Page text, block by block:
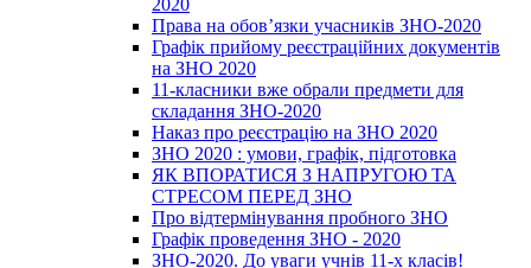
Права на обов’язки учасників ЗНО-2020
Графік прийому реєстраційних документів
на ЗНО 2020
11-класники вже обрали предмети для
складання ЗНО-2020
Наказ про реєстрацію на ЗНО 2020
ЗНО 2020 : умови, графік, підготовка
ЯК ВПОРАТИСЯ З НАПРУГОЮ ТА
СТРЕСОМ ПЕРЕД ЗНО
Про відтермінування пробного ЗНО
Графік проведення ЗНО - 2020
ЗНО-2020. До уваги учнів 11-х класів!